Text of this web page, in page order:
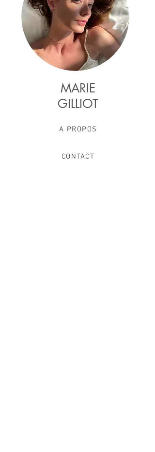
MARIE
GILLIOT
A PROPOS
CONTACT